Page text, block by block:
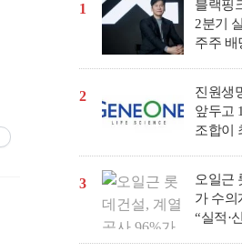
1
블랙핑
2분기
주주 배
2
진원생
앞두고
조합이
3
오일근
가 수의
“실적·